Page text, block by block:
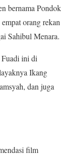
bernama Pondok
orang rekan
Sahibul Menara.
ini di
Ikang
dan juga
film